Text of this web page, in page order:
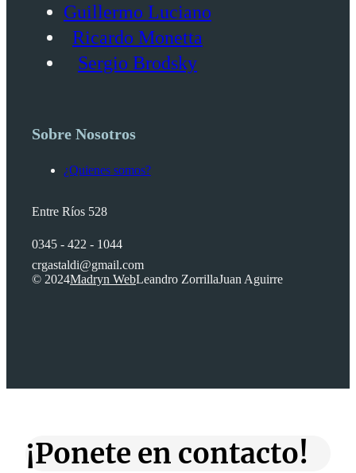
Guillermo Luciano
Ricardo Monetta
Sergio Brodsky
Sobre Nosotros
¿Quienes somos?
Entre Ríos 528
0345 - 422 - 1044
crgastaldi@gmail.com
© 2024Madryn WebLeandro ZorrillaJuan Aguirre
¡Ponete en contacto!